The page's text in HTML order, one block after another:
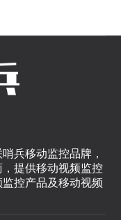
兵移动监控品牌，
提供移动视频监控
控产品及移动视频